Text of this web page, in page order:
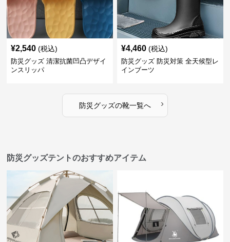
¥2,540 (税込)
防災グッズ 清潔抗菌凹凸デザイ
ンスリッパ
¥4,460 (税込)
防災グッズ 防災対策 全天候型レ
インブーツ
防災グッズの靴一覧へ ›
防災グッズテントのおすすめアイテム